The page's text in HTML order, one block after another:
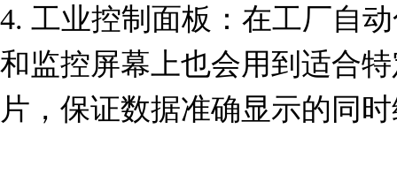
4. 工业控制面板：在工厂自
和监控屏幕上也会用到适合
片，保证数据准确显示的同